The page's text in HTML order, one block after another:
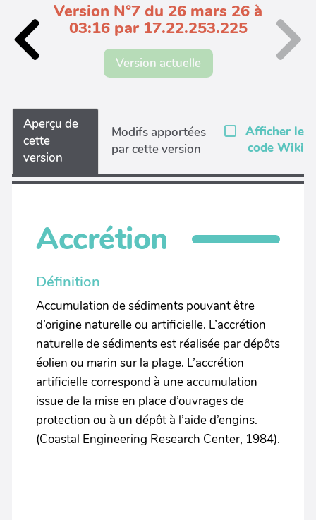
Version N°7 du 26 mars 26 à
03:16 par 17.22.253.225
Version actuelle
Aperçu de
cette
version
Modifs apportées
par cette version
Afficher le
code Wiki
Accrétion
Définition
Accumulation de sédiments pouvant être
d’origine naturelle ou artificielle. L’accrétion
naturelle de sédiments est réalisée par dépôts
éolien ou marin sur la plage. L’accrétion
artificielle correspond à une accumulation
issue de la mise en place d’ouvrages de
protection ou à un dépôt à l’aide d’engins.
(Coastal Engineering Research Center, 1984).